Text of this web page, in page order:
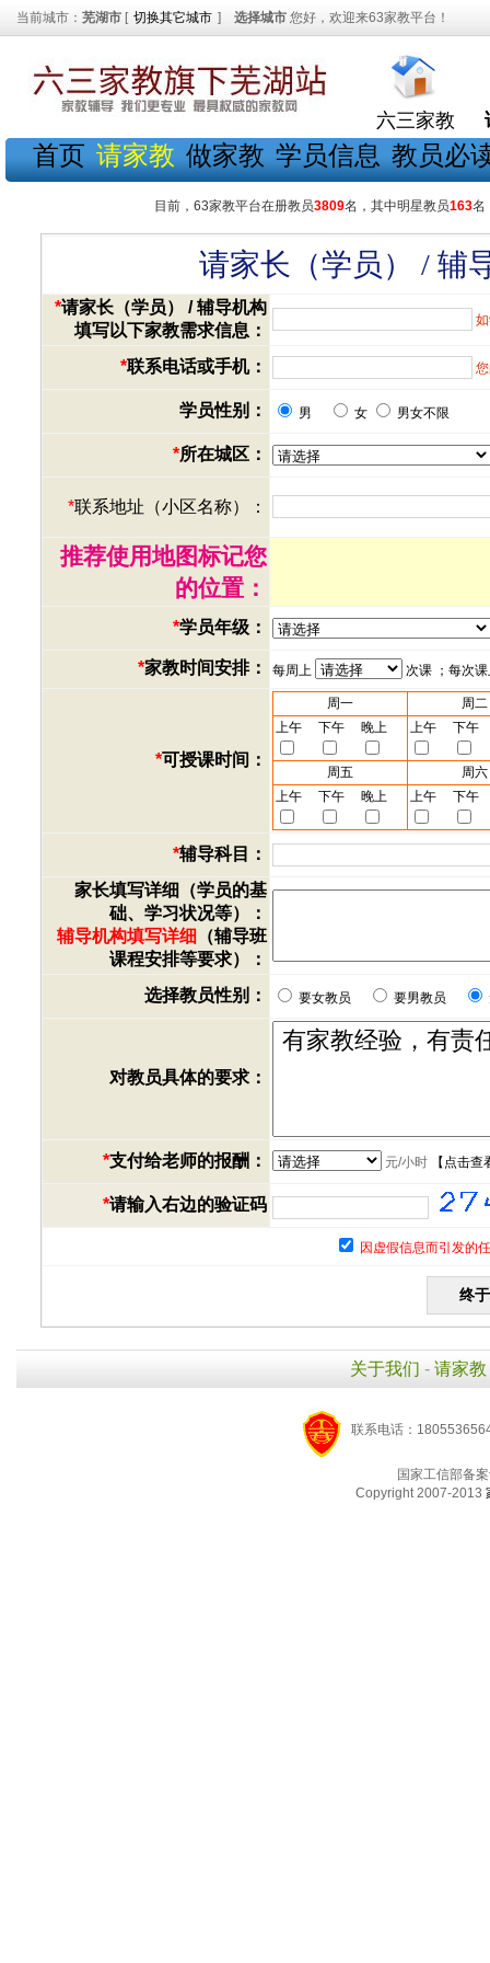
当前城市： 芜湖市 [ 切换其它城市 ] 选择城市 您好，欢迎来63家教平台！
六三家教
首页 请家教 做家教 学员信息 教员必
目前，63家教平台在册教员3809名，其中明星教员163名
请家长（学员） / 辅
*请家长（学员） / 辅导机构
填写以下家教需求信息：
*联系电话或手机：
学员性别： 男 女 男女不限
*所在城区：
*联系地址（小区名称）：
推荐使用地图标记您
的位置：
*学员年级：
*家教时间安排： 每周上 次课 ；每次
*可授课时间：
周一
周二
上午
下午 晚上 上午 下午
周五
周六
上午
下午 晚上 上午 下午
*辅导科目：
家长填写详细（学员的基
础、学习状况等）：
辅导机构填写详细 （辅导班
课程安排等要求）：
选择教员性别：
要女教员 要男教员
对教员具体的要求：
*支付给老师的报酬： 元/小时【 点击查
*请输入右边的验证码
因虚假信息而引发的
关于我们 - 请家教
联系电话：
国家工信部备
Copyright 2007-2013